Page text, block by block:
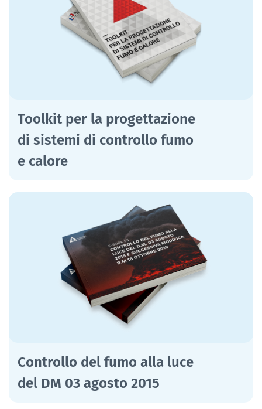
Toolkit per la progettazione
di sistemi di controllo fumo
e calore
Controllo del fumo alla luce
del DM 03 agosto 2015